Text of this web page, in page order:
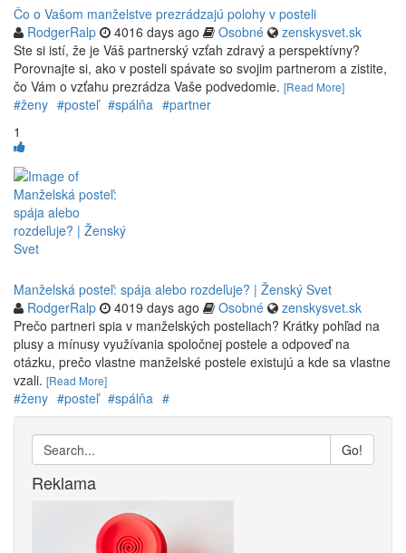
Čo o Vašom manželstve prezrádzajú polohy v posteli
RodgerRalp
4016 days ago Osobné
zenskysvet.sk
Ste si istí, že je Váš partnerský vzťah zdravý a perspektívny?
Porovnajte si, ako v posteli spávate so svojim partnerom a zistite,
čo Vám o vzťahu prezrádza Vaše podvedomie. [Read More]
#ženy #posteľ #spálňa #partner
1
Manželská posteľ: spája alebo rozdeľuje? | Ženský Svet
RodgerRalp
4019 days ago Osobné
zenskysvet.sk
Prečo partneri spia v manželských posteliach? Krátky pohľad na
plusy a mínusy využívania spoločnej postele a odpoveď na
otázku, prečo vlastne manželské postele existujú a kde sa vlastne
vzali. [Read More]
#ženy #posteľ #spálňa #
Go!
Reklama